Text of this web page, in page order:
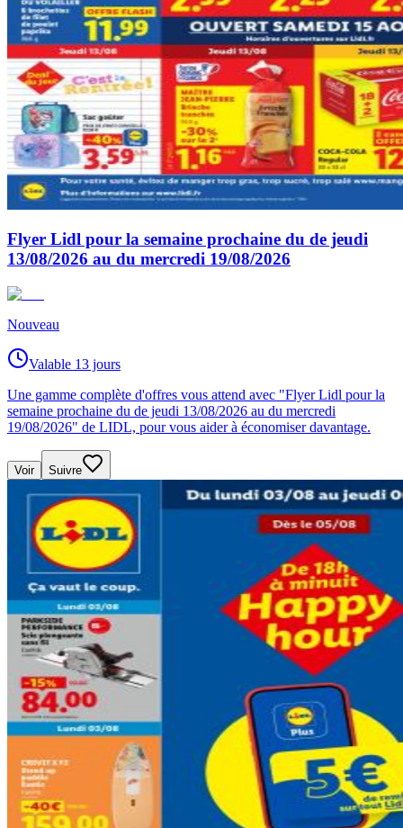
Flyer Lidl pour la semaine prochaine du de jeudi
13/08/2026 au du mercredi 19/08/2026
Nouveau
Valable 13 jours
Une gamme complète d'offres vous attend avec "Flyer Lidl pour la
semaine prochaine du de jeudi 13/08/2026 au du mercredi
19/08/2026" de LIDL, pour vous aider à économiser davantage.
Voir Suivre